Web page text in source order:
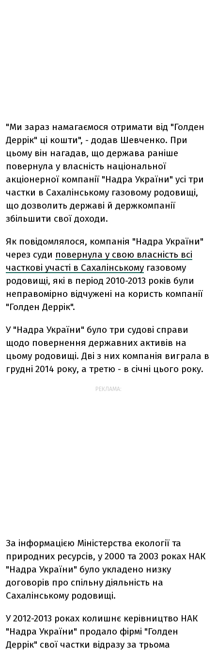
"Ми зараз намагаємося отримати від "Голден
Деррік" ці кошти", - додав Шевченко. При
цьому він нагадав, що держава раніше
повернула у власність національної
акціонерної компанії "Надра України" усі три
частки в Сахалінському газовому родовищі,
що дозволить державі й держкомпанії
збільшити свої доходи.
Як повідомлялося, компанія "Надра України"
через суди повернула у свою власність всі
часткові участі в Сахалінському газовому
родовищі, які в період 2010-2013 років були
неправомірно відчужені на користь компанії
"Голден Деррік".
У "Надра України" було три судові справи
щодо повернення державних активів на
цьому родовищі. Дві з них компанія виграла в
грудні 2014 року, а третю - в січні цього року.
РЕКЛАМА:
За інформацією Міністерства екології та
природних ресурсів, у 2000 та 2003 роках НАК
"Надра України" було укладено низку
договорів про спільну діяльність на
Сахалінському родовищі.
У 2012-2013 роках колишнє керівництво НАК
"Надра України" продало фірмі "Голден
Деррік" свої частки відразу за трьома